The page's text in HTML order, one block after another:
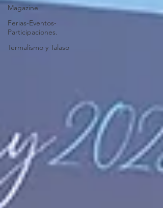
Magazine
Ferias-Eventos-
Participaciones.
Termalismo y Talaso